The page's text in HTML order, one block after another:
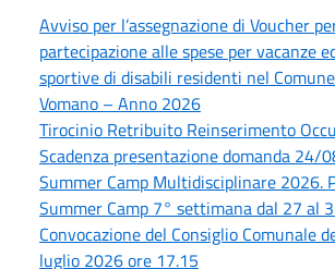
Avviso per l’assegnazione di Voucher
partecipazione alle spese per vacanze
sportive di disabili residenti nel
Vomano – Anno 2026
Tirocinio Retribuito Reinserimento
Scadenza presentazione domanda 24/
Summer Camp Multidisciplinare 2026.
Summer Camp 7° settimana dal 27 al
Convocazione del Consiglio Comunale
luglio 2026 ore 17.15